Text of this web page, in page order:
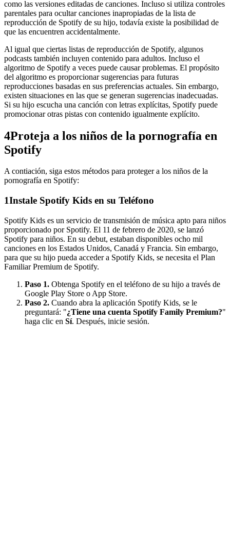
como las versiones editadas de canciones. Incluso si utiliza controles
parentales para ocultar canciones inapropiadas de la lista de
reproducción de Spotify de su hijo, todavía existe la posibilidad de
que las encuentren accidentalmente.
Al igual que ciertas listas de reproducción de Spotify, algunos
podcasts también incluyen contenido para adultos. Incluso el
algoritmo de Spotify a veces puede causar problemas. El propósito
del algoritmo es proporcionar sugerencias para futuras
reproducciones basadas en sus preferencias actuales. Sin embargo,
existen situaciones en las que se generan sugerencias inadecuadas.
Si su hijo escucha una canción con letras explícitas, Spotify puede
promocionar otras pistas con contenido igualmente explícito.
4Proteja a los niños de la pornografía en
Spotify
A contiación, siga estos métodos para proteger a los niños de la
pornografía en Spotify:
1Instale Spotify Kids en su Teléfono
Spotify Kids es un servicio de transmisión de música apto para niños
proporcionado por Spotify. El 11 de febrero de 2020, se lanzó
Spotify para niños. En su debut, estaban disponibles ocho mil
canciones en los Estados Unidos, Canadá y Francia. Sin embargo,
para que su hijo pueda acceder a Spotify Kids, se necesita el Plan
Familiar Premium de Spotify.
Paso 1. Obtenga Spotify en el teléfono de su hijo a través de
Google Play Store o App Store.
Paso 2. Cuando abra la aplicación Spotify Kids, se le
preguntará: "¿Tiene una cuenta Spotify Family Premium?"
haga clic en Sí. Después, inicie sesión.